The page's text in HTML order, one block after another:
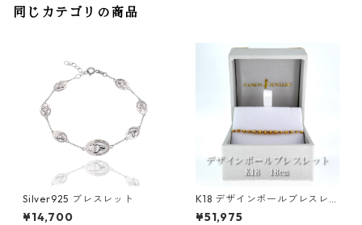
同じカテゴリの商品
Silver925 ブレスレット
¥14,700
K18 デザインボールブレスレッ
ト 1.8〜2.7mm
¥51,975